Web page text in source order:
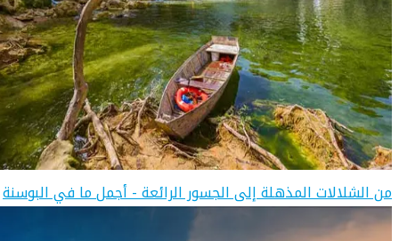
من الشلالات المذهلة إلى الجسور الرائعة - أجمل ما في البوسنة